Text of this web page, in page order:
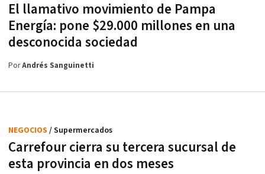
El llamativo movimiento de Pampa
Energía: pone $29.000 millones en una
desconocida sociedad
PorAndrés Sanguinetti
Carrefour cierra su tercera sucursal de
esta provincia en dos meses
NEGOCIOS / Supermercados